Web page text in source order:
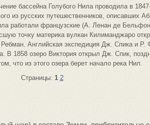
бассейна Голубого Нила проводила в
из русских путешественников, описавших
работали французские (А. Ленан де
точку материка вулкан Килиманджаро
Английская экспедиция Дж. Спика и Р.
В 1858 озеро Виктория открыл Дж. Спик,
что из этого озера берет начало река Нил.
Страницы: 1 2